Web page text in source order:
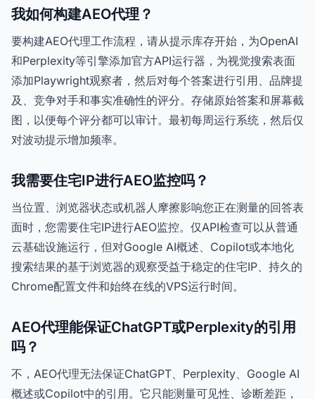
我如何构建AEO代理？
要构建AEO代理工作流程，请从提示库存开始，为OpenAI
和Perplexity等引擎添加官方API运行器，为视觉搜索表面
添加Playwright观察者，然后对每个答案进行引用、品牌提
及、竞争对手和事实准确性的评分。存储原始答案和屏幕截
图，以便每个评分都可以审计。最初每周运行系统，然后仅
对波动提示增加频率。
我需要住宅IP进行AEO监控吗？
当位置、浏览器状态或机器人摩擦影响您正在测量的回答表
面时，您需要住宅IP进行AEO监控。仅API检查可以从普通
云基础设施运行，但对Google AI概述、Copilot或本地化
搜索结果的基于浏览器的观察受益于稳定的住宅IP、持久的
Chrome配置文件和始终在线的VPS运行时间。
AEO代理能保证ChatGPT或Perplexity的引用
吗？
不，AEO代理无法保证ChatGPT、Perplexity、Google AI
概述或Copilot中的引用。它只能测量可见性、诊断差距，